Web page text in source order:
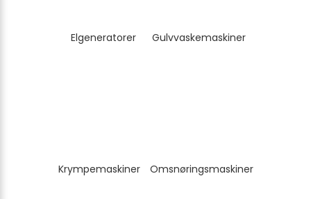
Elgeneratorer Gulvvaskemaskiner
Krympemaskiner Omsnøringsmaskiner